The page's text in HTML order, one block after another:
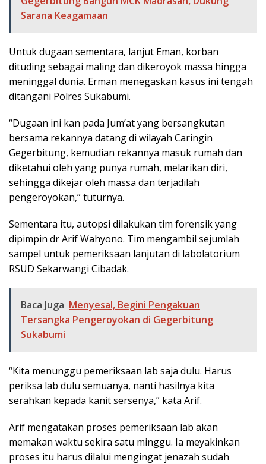
Sarana Keagamaan
Untuk dugaan sementara, lanjut Eman, korban
dituding sebagai maling dan dikeroyok massa hingga
meninggal dunia. Erman menegaskan kasus ini tengah
ditangani Polres Sukabumi.
“Dugaan ini kan pada Jum’at yang bersangkutan
bersama rekannya datang di wilayah Caringin
Gegerbitung, kemudian rekannya masuk rumah dan
diketahui oleh yang punya rumah, melarikan diri,
sehingga dikejar oleh massa dan terjadilah
pengeroyokan,” tuturnya.
Sementara itu, autopsi dilakukan tim forensik yang
dipimpin dr Arif Wahyono. Tim mengambil sejumlah
sampel untuk pemeriksaan lanjutan di labolatorium
RSUD Sekarwangi Cibadak.
Baca Juga Menyesal, Begini Pengakuan
Tersangka Pengeroyokan di Gegerbitung
Sukabumi
“Kita menunggu pemeriksaan lab saja dulu. Harus
periksa lab dulu semuanya, nanti hasilnya kita
serahkan kepada kanit sersenya,” kata Arif.
Arif mengatakan proses pemeriksaan lab akan
memakan waktu sekira satu minggu. Ia meyakinkan
proses itu harus dilalui mengingat jenazah sudah